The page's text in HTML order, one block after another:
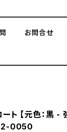
お問合せ
ト 【元色：黒 -
0050